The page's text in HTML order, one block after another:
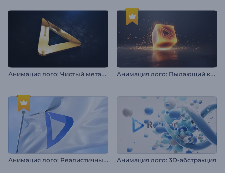
А
нимация лого: Чистый металл А
нимация лого: Пылающий куб
А
нимация лого: Реалистичный флаг Анимация лого: 3D-абстракция